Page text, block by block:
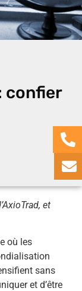
confier
et
où les
sans
et d’être